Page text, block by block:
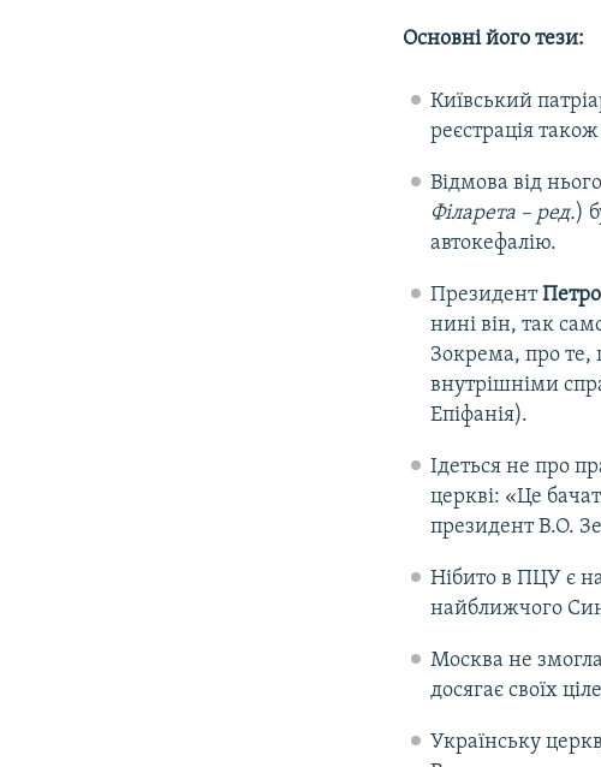
Основні його тези:
Київський
реєстрація
Відмова від
Філарета – ред.)
автокефалію.
Президент
нині він, так
Зокрема, про те,
внутрішніми
Епіфанія).
Ідеться не про
церкві: «Це
президент В.О.
Нібито в ПЦУ є
найближчого
Москва не
досягає своїх
Українську